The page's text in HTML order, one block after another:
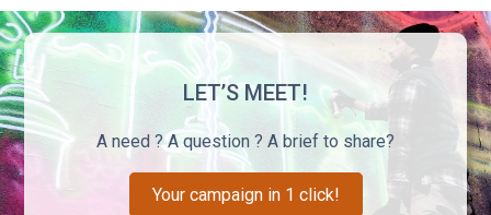
LET’S MEET!
A need ? A question ? A brief to share?
Your campaign in 1 click!